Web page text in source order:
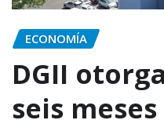
ECONOMÍA
DGII
seis meses